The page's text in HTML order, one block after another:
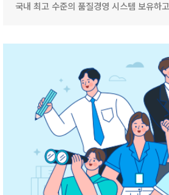
국내 최고 수준의 품질경영 시스템 보유하